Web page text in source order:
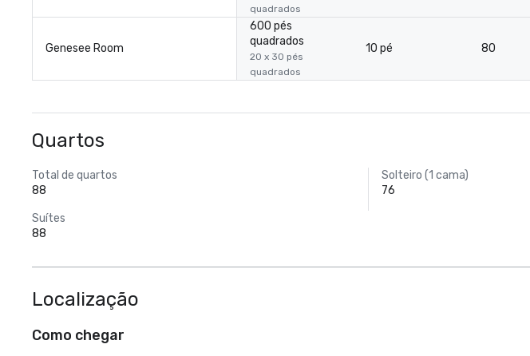
quadrados
Genesee Room
600 pés
quadrados
20 x 30 pés
quadrados
10 pé 80
Quartos
Total de quartos
88
Solteiro (1 cama)
76
Suítes
88
Localização
Como chegar